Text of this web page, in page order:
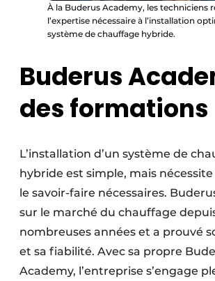
À la Buderus Academy, les techniciens
l’expertise nécessaire à l’installation
système de chauffage hybride.
Buderus
des formations
L’installation d’un système de
hybride est simple, mais nécessite
le savoir-faire nécessaires.
sur le marché du chauffage
nombreuses années et a prouvé
et sa fiabilité. Avec sa propre
Academy, l’entreprise s’engage